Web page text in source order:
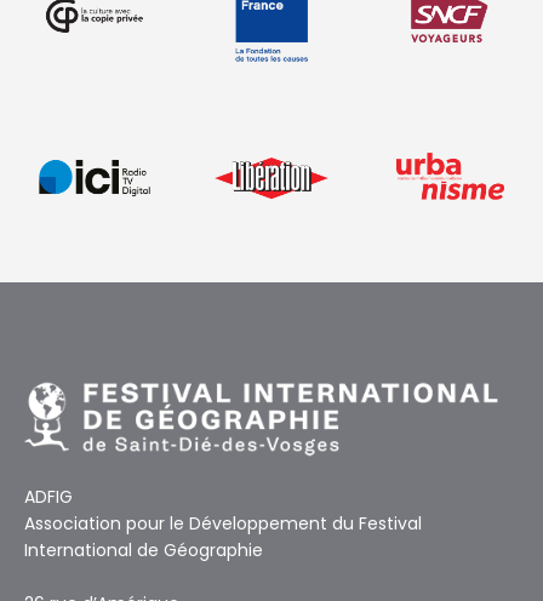
ADFIG
Association pour le Développement du Festival
International de Géographie